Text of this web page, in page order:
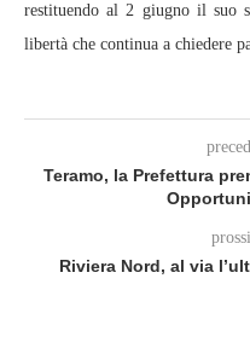
restituendo al 2 giugno il suo
libertà che continua a chiedere
Teramo, la Prefettura
Riviera Nord, al via